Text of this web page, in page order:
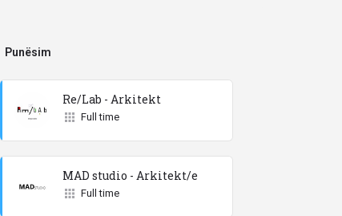
Punësim
Re/Lab - Arkitekt
Full time
MAD studio - Arkitekt/e
Full time